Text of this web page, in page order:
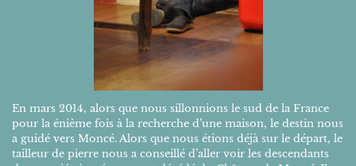
En mars 2014, alors que nous sillonnions le sud de la France
pour la énième fois à la recherche d’une maison, le destin nous
a guidé vers Moncé. Alors que nous étions déjà sur le départ, le
tailleur de pierre nous a conseillé d’aller voir les descendants